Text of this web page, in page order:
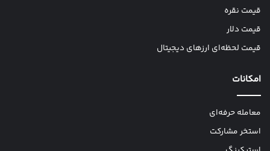
قیمت نقره
قیمت دلار
قیمت لحظه‌ای ارزهای دیجیتال
امکانات
معامله حرفه‌ای
استخر مشارکت